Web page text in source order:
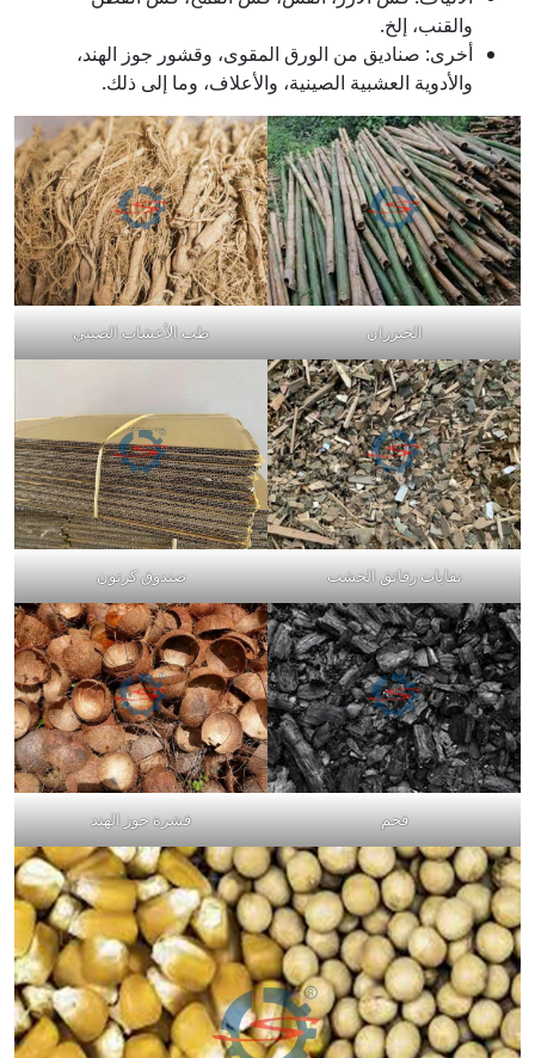
والقنب، إلخ.
أخرى: صناديق من الورق المقوى، وقشور جوز الهند،
والأدوية العشبية الصينية، والأعلاف، وما إلى ذلك.
الخيزران طب الأعشاب الصيني
نفايات رقائق الخشب صندوق كرتون
فحم قشرة جوز الهند